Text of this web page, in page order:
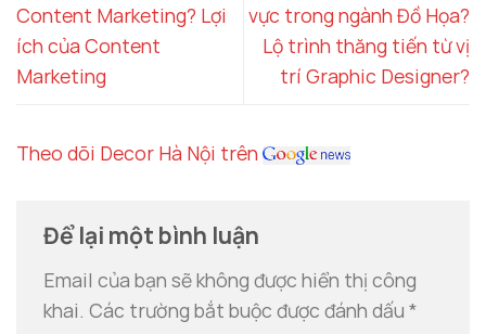
Content Marketing? Lợi
ích của Content
Marketing
vực trong ngành Đồ Họa?
Lộ trình thăng tiến từ vị
trí Graphic Designer?
Theo dõi Decor Hà Nội trên
Để lại một bình luận
Email của bạn sẽ không được hiển thị công
khai. Các trường bắt buộc được đánh dấu *